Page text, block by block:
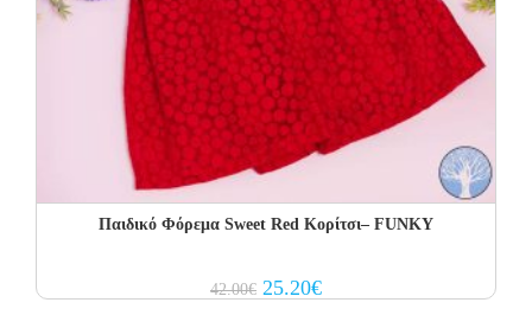
Παιδικό Φόρεμα Sweet Red Κορίτσι– FUNKY
42.00€ Original
price
25.20€Current
price